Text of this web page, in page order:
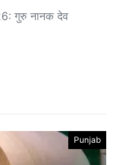
गुरु नानक देव
Punjab